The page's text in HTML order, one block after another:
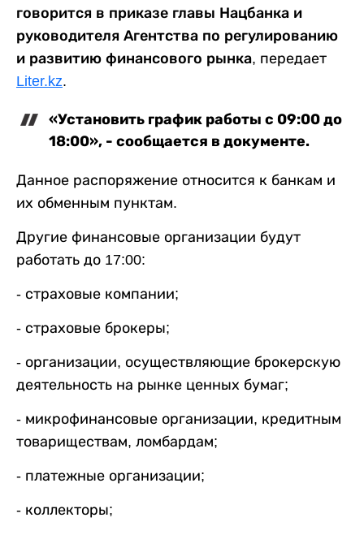
говорится в приказе главы Нацбанка и
руководителя Агентства по регулированию
и развитию финансового рынка, передает
Liter.kz.
«Установить график работы с 09:00 до
18:00», - сообщается в документе.
Данное распоряжение относится к банкам и
их обменным пунктам.
Другие финансовые организации будут
работать до 17:00:
- страховые компании;
- страховые брокеры;
- организации, осуществляющие брокерскую
деятельность на рынке ценных бумаг;
- микрофинансовые организации, кредитным
товариществам, ломбардам;
- платежные организации;
- коллекторы;